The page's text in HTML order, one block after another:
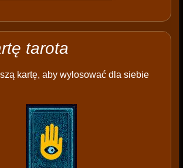
tarota
kartę, aby wylosować dla siebie